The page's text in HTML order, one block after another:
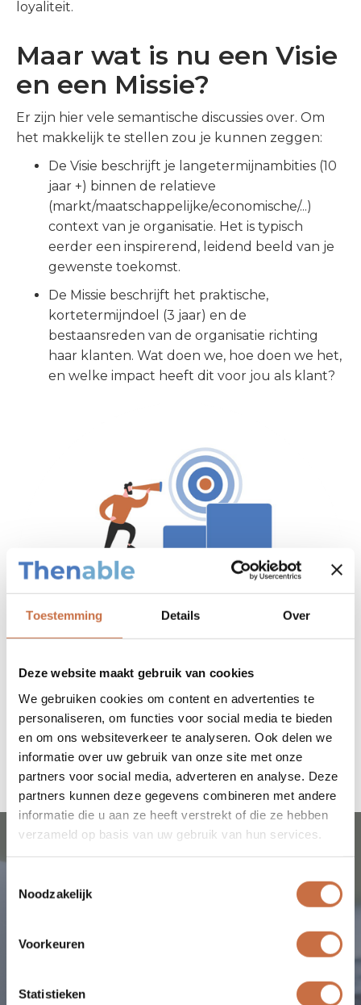
Toestemming Details Over
Deze website maakt gebruik van cookies
We gebruiken cookies om content en advertenties te
personaliseren, om functies voor social media te bieden
en om ons websiteverkeer te analyseren. Ook delen we
informatie over uw gebruik van onze site met onze
partners voor social media, adverteren en analyse. Deze
partners kunnen deze gegevens combineren met andere
informatie die u aan ze heeft verstrekt of die ze hebben
verzameld op basis van uw gebruik van hun services.
Noodzakelijk
Voorkeuren
Statistieken
loyaliteit.
Maar wat is nu een Visie
en een Missie?
Er zijn hier vele semantische discussies over. Om
het makkelijk te stellen zou je kunnen zeggen:
De Visie beschrijft je langetermijnambities (10
jaar +) binnen de relatieve
(markt/maatschappelijke/economische/...)
context van je organisatie. Het is typisch
eerder een inspirerend, leidend beeld van je
gewenste toekomst.
De Missie beschrijft het praktische,
kortetermijndoel (3 jaar) en de
bestaansreden van de organisatie richting
haar klanten. Wat doen we, hoe doen we het,
en welke impact heeft dit voor jou als klant?